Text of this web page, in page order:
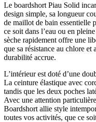
Le boardshort Piau Solid
design simple, sa longueur
de maillot de bain essentielle
ce soit dans l’eau ou en
sèche rapidement offre une
que sa résistance au chlore et
durabilité accrue.
L’intérieur est doté d’une
La ceinture élastique avec
tandis que les deux poches
Avec une attention
Boardshort allie style
toutes vos activités, que ce